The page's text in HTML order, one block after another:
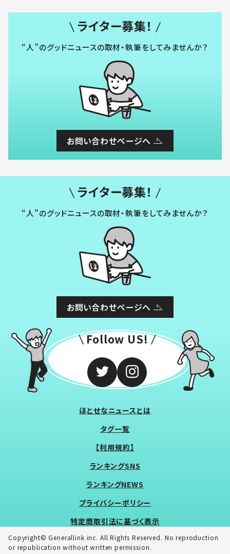
ライター募集！
“人”のグッドニュースの取材・執筆をしてみませんか？
お問い合わせページへ
ライター募集！
“人”のグッドニュースの取材・執筆をしてみませんか？
お問い合わせページへ
Follow US!
ほとせなニュースとは
タグ一覧
【利用規約】
ランキングSNS
ランキングNEWS
プライバシーポリシー
特定商取引法に基づく表示
Copyright© Generallink inc. All Rights Reserved. No reproduction
or republication without written permission.